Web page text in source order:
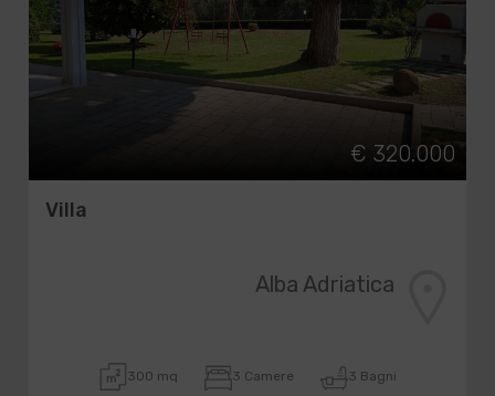
€ 320.000
Villa
Alba Adriatica
300 mq 3 Camere 3 Bagni